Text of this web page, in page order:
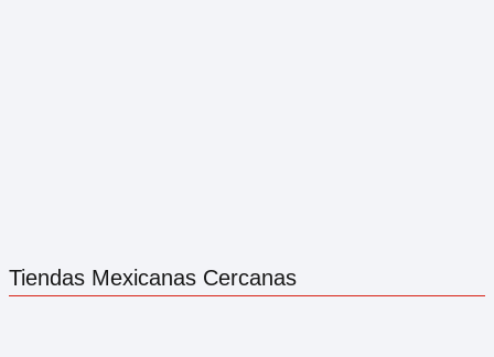
Tiendas Mexicanas Cercanas